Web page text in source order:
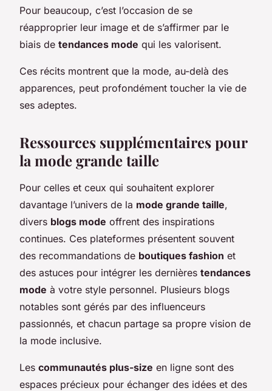
Pour beaucoup, c’est l’occasion de se
réapproprier leur image et de s’affirmer par le
biais de tendances mode qui les valorisent.
Ces récits montrent que la mode, au-delà des
apparences, peut profondément toucher la vie de
ses adeptes.
Ressources supplémentaires pour
la mode grande taille
Pour celles et ceux qui souhaitent explorer
davantage l’univers de la mode grande taille,
divers blogs mode offrent des inspirations
continues. Ces plateformes présentent souvent
des recommandations de boutiques fashion et
des astuces pour intégrer les dernières tendances
mode à votre style personnel. Plusieurs blogs
notables sont gérés par des influenceurs
passionnés, et chacun partage sa propre vision de
la mode inclusive.
Les communautés plus-size en ligne sont des
espaces précieux pour échanger des idées et des